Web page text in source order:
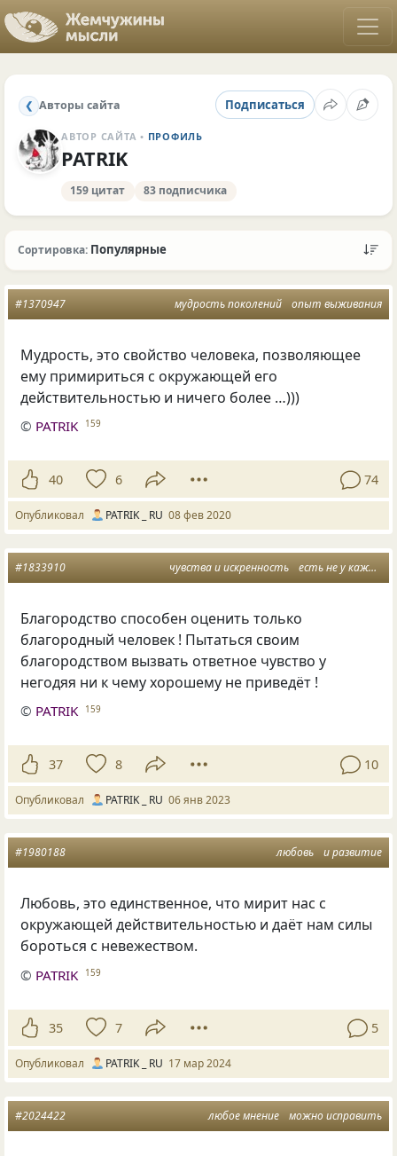
❮ Авторы сайта Подписаться
АВТОР САЙТА • ПРОФИЛЬ
PATRIK
159 цитат 83 подписчика
Сортировка: Популярные
мудрость поколений опыт выживания
#1370947
Мудрость, это свойство человека, позволяющее
ему примириться с окружающей его
действительностью и ничего более …)))
© PATRIK 159
40 6 74
Опубликовал PATRIK _ RU 08 фев 2020
чувства и искренность есть не у каждого
#1833910
Благородство способен оценить только
благородный человек ! Пытаться своим
благородством вызвать ответное чувство у
негодяя ни к чему хорошему не приведёт !
© PATRIK 159
37 8 10
Опубликовал PATRIK _ RU 06 янв 2023
любовь и развитие
#1980188
Любовь, это единственное, что мирит нас с
окружающей действительностью и даёт нам силы
бороться с невежеством.
© PATRIK 159
35 7 5
Опубликовал PATRIK _ RU 17 мар 2024
любое мнение можно исправить
#2024422